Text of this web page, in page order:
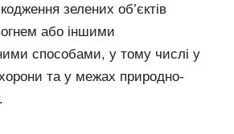
зелених об’єктів
або іншими
способами, у тому числі у
та у межах природно-